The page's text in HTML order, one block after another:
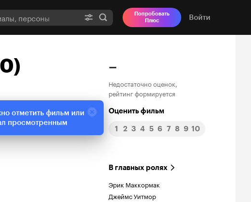
Попробовать
Плюс
Войти
–
Недостаточно оценок,
рейтинг формируется
Оценить фильм
1 2 3 4 5 6 7 8 9 10
В главных ролях
Эрик Маккормак
Джеймс Уитмор
отметить фильм или
просмотренным